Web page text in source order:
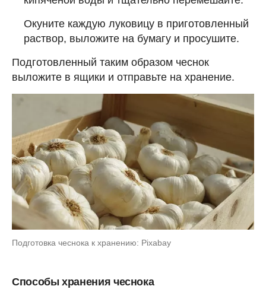
Окуните каждую луковицу в приготовленный
раствор, выложите на бумагу и просушите.
Подготовленный таким образом чеснок
выложите в ящики и отправьте на хранение.
Подготовка чеснока к хранению: Pixabay
Способы хранения чеснока